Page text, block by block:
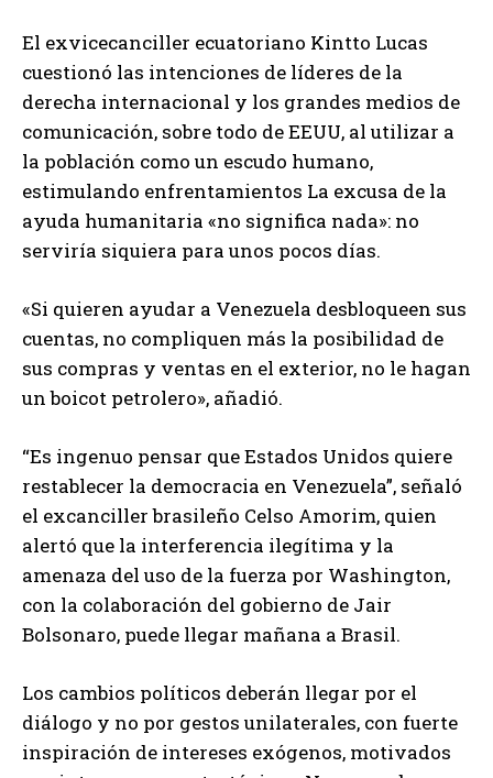
El exvicecanciller ecuatoriano Kintto Lucas
cuestionó las intenciones de líderes de la
derecha internacional y los grandes medios de
comunicación, sobre todo de EEUU, al utilizar a
la población como un escudo humano,
estimulando enfrentamientos La excusa de la
ayuda humanitaria «no significa nada»: no
serviría siquiera para unos pocos días.
«Si quieren ayudar a Venezuela desbloqueen sus
cuentas, no compliquen más la posibilidad de
sus compras y ventas en el exterior, no le hagan
un boicot petrolero», añadió.
“Es ingenuo pensar que Estados Unidos quiere
restablecer la democracia en Venezuela”, señaló
el excanciller brasileño Celso Amorim, quien
alertó que la interferencia ilegítima y la
amenaza del uso de la fuerza por Washington,
con la colaboración del gobierno de Jair
Bolsonaro, puede llegar mañana a Brasil.
Los cambios políticos deberán llegar por el
diálogo y no por gestos unilaterales, con fuerte
inspiración de intereses exógenos, motivados